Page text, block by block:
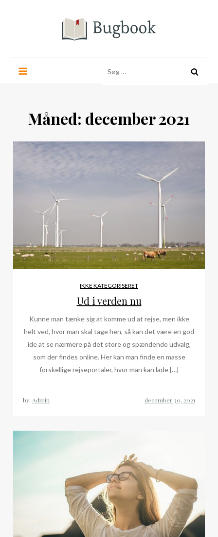
efter:
Måned: december 2021
IKKE KATEGORISERET
Ud i verden nu
Kunne man tænke sig at komme ud at rejse, men ikke
helt ved, hvor man skal tage hen, så kan det være en god
ide at se nærmere på det store og spændende udvalg,
som der findes online. Her kan man finde en masse
forskellige rejseportaler, hvor man kan lade […]
by: Admin